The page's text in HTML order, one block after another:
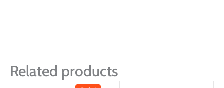
Related products